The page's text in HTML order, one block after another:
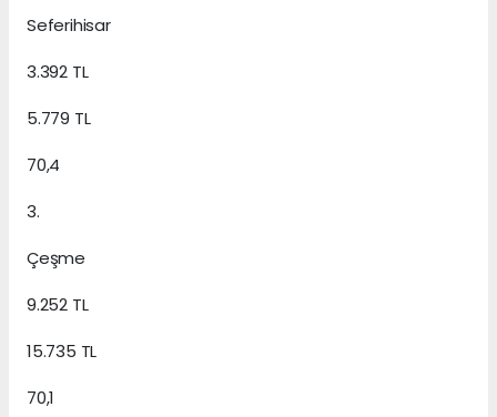
Seferihisar
3.392 TL
5.779 TL
70,4
3.
Çeşme
9.252 TL
15.735 TL
70,1